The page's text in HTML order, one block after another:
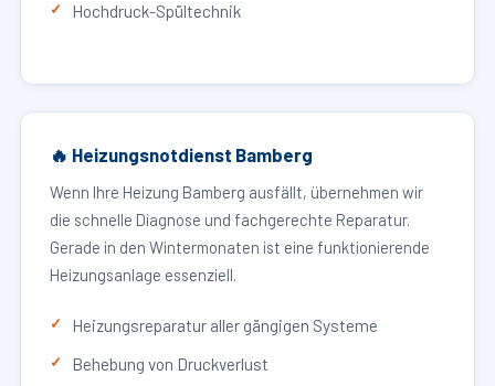
Hochdruck-Spültechnik
🔥 Heizungsnotdienst Bamberg
Wenn Ihre Heizung Bamberg ausfällt, übernehmen wir
die schnelle Diagnose und fachgerechte Reparatur.
Gerade in den Wintermonaten ist eine funktionierende
Heizungsanlage essenziell.
Heizungsreparatur aller gängigen Systeme
Behebung von Druckverlust